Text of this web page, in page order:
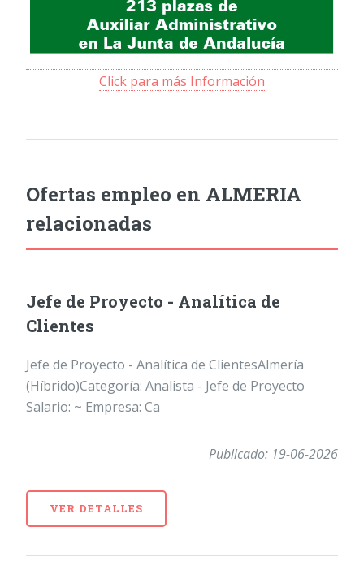
Click para más Información
Ofertas empleo en ALMERIA
relacionadas
Jefe de Proyecto - Analítica de
Clientes
Jefe de Proyecto - Analítica de ClientesAlmería
(Híbrido)Categoría: Analista - Jefe de Proyecto
Salario: ~ Empresa: Ca
Publicado: 19-06-2026
VER DETALLES